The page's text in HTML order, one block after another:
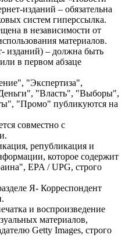
изданий – обязательна
систем гиперссылка.
в независимости от
материалов.
изданий) – должна быть
в первом абзаце
"Экспертиза",
"Власть", "Выборы",
"Промо" публикуются на
совместно с
републикация и
которое содержит
EPA / UPG, строго
Я- Корреспондент
и воспроизведение
материалов,
Getty Images, строго